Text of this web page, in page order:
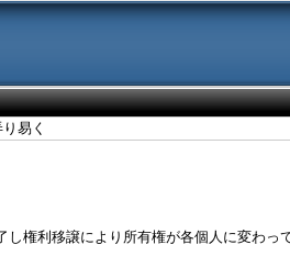
易く
権利移譲により所有権が各個人に変わっ